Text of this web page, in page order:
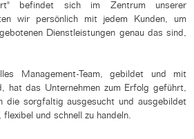
befindet sich im Zentrum unserer
wir persönlich mit jedem Kunden, um
Dienstleistungen genau das sind,
Management-Team, gebildet und mit
hat das Unternehmen zum Erfolg geführt,
die sorgfaltig ausgesucht und ausgebildet
und schnell zu handeln.